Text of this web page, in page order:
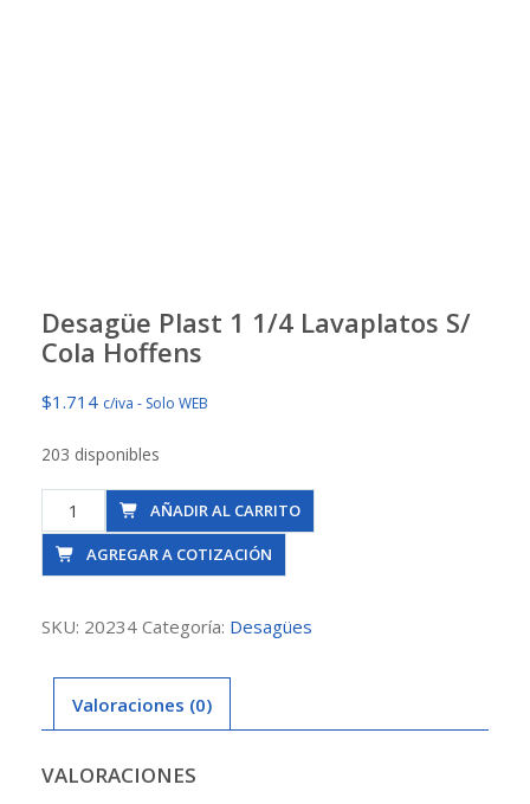
Desagüe Plast 1 1/4 Lavaplatos S/
Cola Hoffens
$1.714 c/iva - Solo WEB
203 disponibles
Desagüe
Plast
Lavaplatos
Cola
Hoffens
AÑADIR AL CARRITO
AGREGAR A COTIZACIÓN
SKU: 20234 Categoría: Desagües
Valoraciones (0)
VALORACIONES